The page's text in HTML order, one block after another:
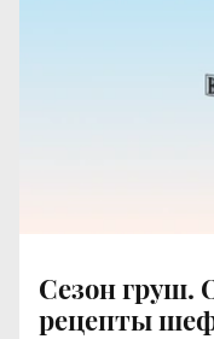
Сезон груш.
рецепты